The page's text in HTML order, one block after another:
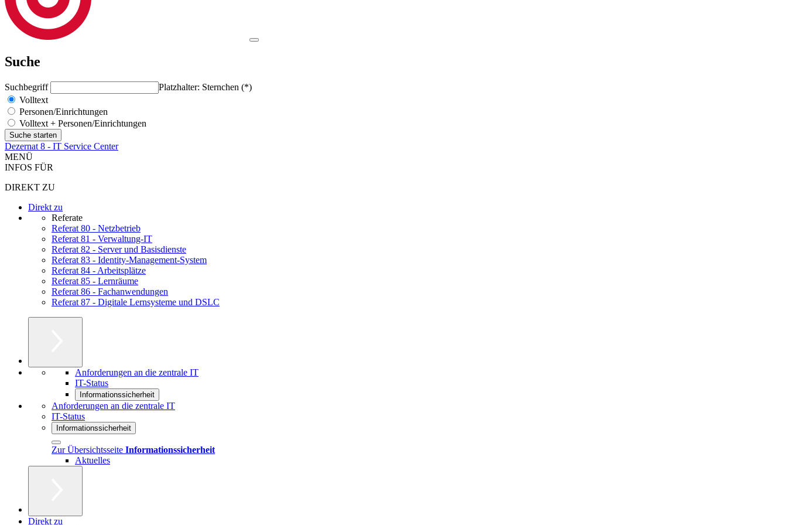
Suche
Suchbegriff
Platzhalter: Sternchen (*)
Volltext
Personen/Einrichtungen
Volltext + Personen/Einrichtungen
Dezernat 8 - IT Service Center
MENÜ
INFOS FÜR
DIREKT ZU
Direkt zu
Referate
Referat 80 - Netzbetrieb
Referat 81 - Verwaltung-IT
Referat 82 - Server und Basisdienste
Referat 83 - Identity-Management-System
Referat 84 - Arbeitsplätze
Referat 85 - Lernräume
Referat 86 - Fachanwendungen
Referat 87 - Digitale Lernsysteme und DSLC
Anforderungen an die zentrale IT
IT-Status
Informationssicherheit
Anforderungen an die zentrale IT
IT-Status
Informationssicherheit
Zur Übersichtsseite Informationssicherheit
Aktuelles
Direkt zu